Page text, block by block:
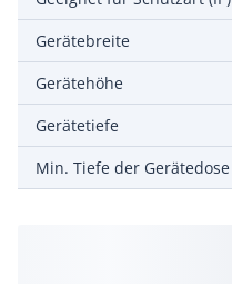
Gerätebreite
Gerätehöhe
Gerätetiefe
Min. Tiefe der Gerätedose